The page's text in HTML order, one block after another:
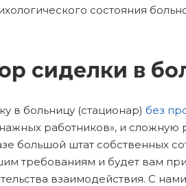
состояния
сиделки в
в больницу (стационар) без
работников», и сложную
большой штат собственных
требованиям и будет вам
взаимодействия. С